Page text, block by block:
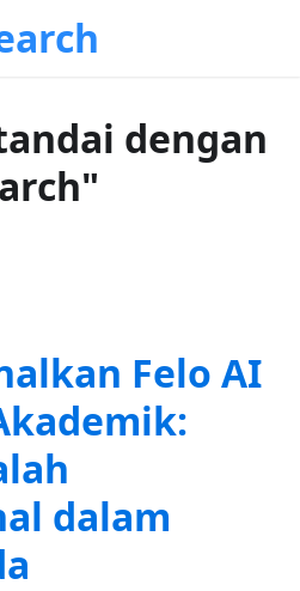
dengan
Felo AI
dalam